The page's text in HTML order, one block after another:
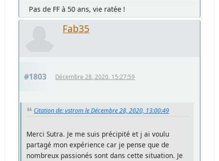
Pas de FF à 50 ans, vie ratée !
Fab35
#1803 Décembre 28, 2020, 15:27:59
Citation de: vstrom le Décembre 28, 2020, 13:00:49
Merci Sutra. Je me suis précipité et j ai voulu
partagé mon expérience car je pense que de
nombreux passionés sont dans cette situation. Je